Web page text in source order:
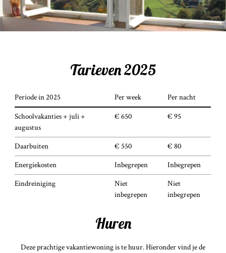
Tarieven 2025
Periode in 2025 Per week
Per nacht
Schoolvakanties + juli +
augustus
€ 650 € 95
Daarbuiten € 550
€ 80
Energiekosten
Inbegrepen
Inbegrepen
Eindreiniging
Niet
inbegrepen
Niet
inbegrepen
Huren
Deze prachtige vakantiewoning is te huur. Hieronder vind je de